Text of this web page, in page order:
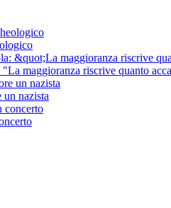
maggioranza riscrive quanto
nazista